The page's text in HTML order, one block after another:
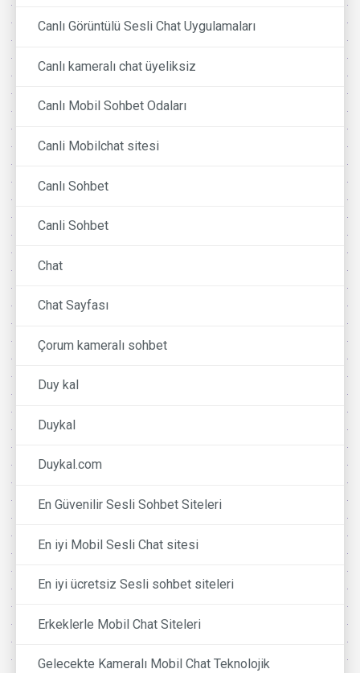
Canlı Görüntülü Sesli Chat Uygulamaları
Canlı kameralı chat üyeliksiz
Canlı Mobil Sohbet Odaları
Canli Mobilchat sitesi
Canlı Sohbet
Canli Sohbet
Chat
Chat Sayfası
Çorum kameralı sohbet
Duy kal
Duykal
Duykal.com
En Güvenilir Sesli Sohbet Siteleri
En iyi Mobil Sesli Chat sitesi
En iyi ücretsiz Sesli sohbet siteleri
Erkeklerle Mobil Chat Siteleri
Gelecekte Kameralı Mobil Chat Teknolojik